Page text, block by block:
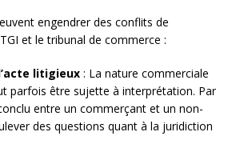
engendrer des conflits de
et le tribunal de commerce :
litigieux : La nature commerciale
parfois être sujette à interprétation. Par
entre un commerçant et un non-
des questions quant à la juridiction